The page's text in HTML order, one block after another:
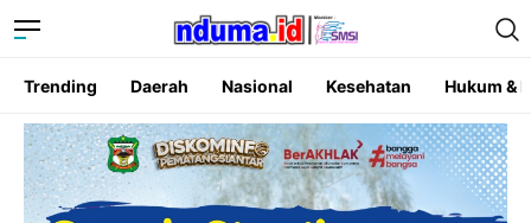
Trending Daerah Nasional Kesehatan Hukum &